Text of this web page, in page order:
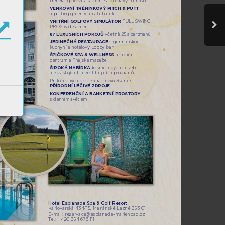
VENKOVNÍ TRÉNINKOVÝ PITCH & PUTT
aputting green v areálu hotelu
VNITŘNÍ GOLFOVÝ SIMULÁTOR FULL SWING
PRO2 widescreen
87 LUXUSNÍCH POKOJŮ včetně 25 apartmánů
JEDINEČNÁ RESTAURACE s gurmánskou
kuchyní a hotelový Lobby bar
ŠPIČKOVÉ SPA & WELLNESS relaxační
centrum a Thajské masáže
ŠIROKÁ NABÍDKA kosmetických služeb
azkrášlujících a zeštíhlujících programů
Při léčebných procedurách využíváme
PŘÍRODNÍ LÉČIVÉ ZDROJE
KONFERENČNÍ A BANKETNÍ PROSTORY
sdenním světlem
Hotel Esplanade Spa & Golf Resort
Karlovarská 434/15, Mariánské Lázně 353 01
E-mail: rezervace@esplanade-marienbad.cz
el.: +420 354 6 76 111